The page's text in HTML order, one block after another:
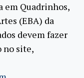
em Quadrinhos,
(EBA) da
devem fazer
no site,